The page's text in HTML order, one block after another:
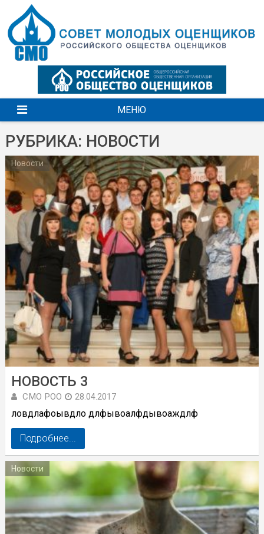
Перейти
содержимому
МЕНЮ
РУБРИКА: НОВОСТИ
Новости
НОВОСТЬ 3
СМО РОО 28.04.2017
ловдлафоывдло длфывоалфдывоаждлф
Подробнее...
Новости